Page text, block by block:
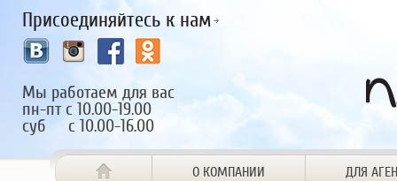
Присоединяйтесь к нам
Мы работаем для вас
пн-пт с 10.00-19.00
суб с 10.00-16.00
О КОМПАНИИ ДЛЯ